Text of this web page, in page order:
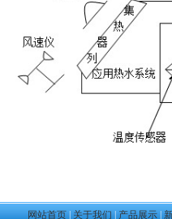
网站首页 关于我们 产品展示